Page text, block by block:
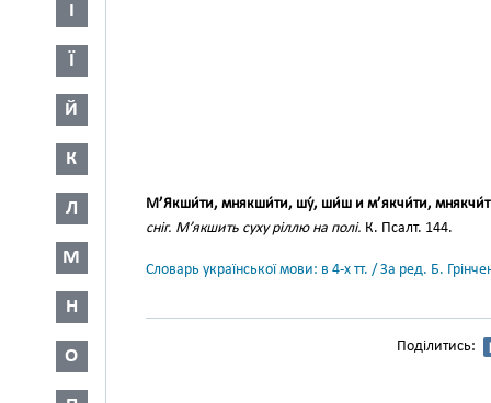
І
Ї
Й
К
Л
М
Н
О
М’Якши́ти, мнякши́ти, шу́, ши́ш и м’якчи́ти,
сніг. М’якшить суху ріллю на полі. К. Псалт. 144.
Словарь української мови: в 4-х тт. / За ред. Б.
Поділитись: